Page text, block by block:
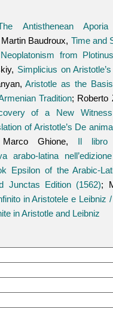
Antisthenean
Martin Baudroux, Time and
from
Simplicius on
Aristotle as the
Tradition; Roberto
of a New
of Aristotle’s De
Ghione,
Il libro
arabo-latina
Epsilon of the Arabic-
Junctas Edition (1562);
in Aristotele e Leibniz
in Aristotle and Leibniz